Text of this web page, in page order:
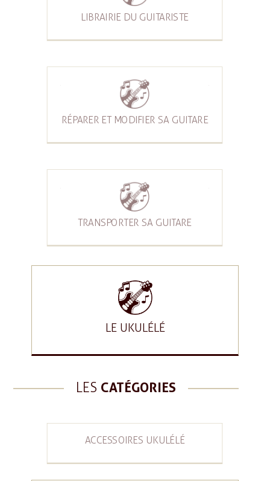
LIBRAIRIE DU GUITARISTE
RÉPARER ET MODIFIER SA GUITARE
TRANSPORTER SA GUITARE
LE UKULÉLÉ
LES CATÉGORIES
ACCESSOIRES UKULÉLÉ